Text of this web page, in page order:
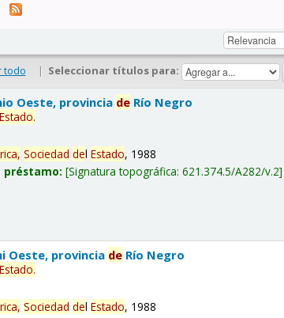
todo | Seleccionar títulos para:
Oeste, provincia de Río Negro
Estado.
Sociedad delEstado, 1988
préstamo: Signatura topográfica:621.374.5/A282/v.2
Oeste, provincia de Río Negro
Estado.
Sociedad delEstado, 1988